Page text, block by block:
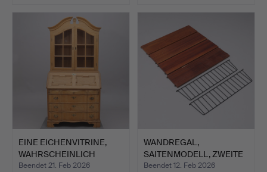
EINE EICHENVITRINE,
WAHRSCHEINLICH
DÄNEMAR…
Beendet 21. Feb 2026
WANDREGAL,
SAITENMODELL, ZWEITE
HÄLFTE DES…
Beendet 12. Feb 2026